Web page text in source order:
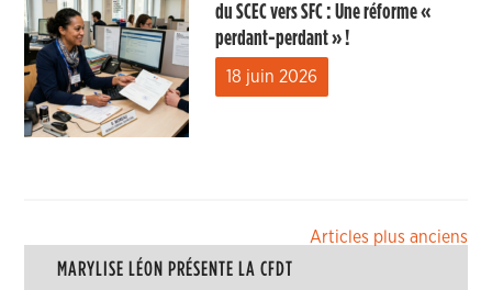
du SCEC vers SFC : Une réforme «
perdant-perdant » !
18 juin 2026
Navigation
des
Articles plus anciens
MARYLISE LÉON PRÉSENTE LA CFDT